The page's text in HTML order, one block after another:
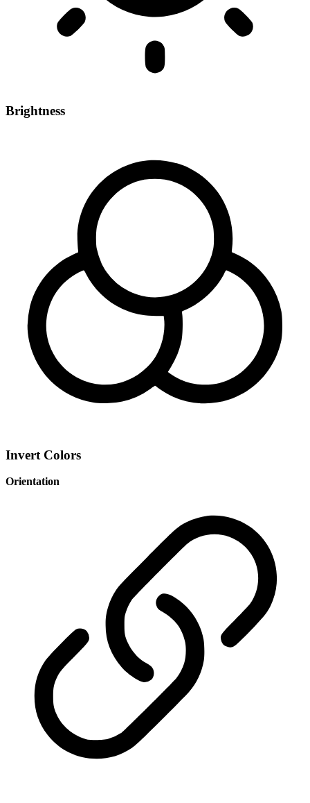
Brightness
Invert Colors
Orientation